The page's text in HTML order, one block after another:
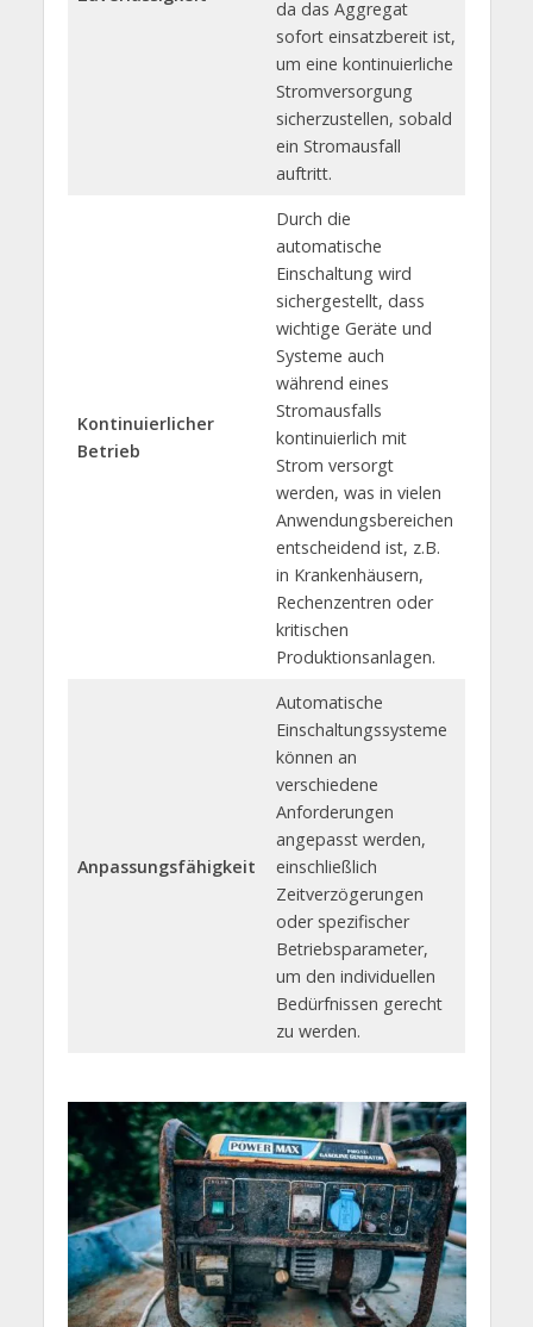
da das Aggregat
sofort einsatzbereit ist,
um eine kontinuierliche
Stromversorgung
sicherzustellen, sobald
ein Stromausfall
auftritt.
Kontinuierlicher
Betrieb
Durch die
automatische
Einschaltung wird
sichergestellt, dass
wichtige Geräte und
Systeme auch
während eines
Stromausfalls
kontinuierlich mit
Strom versorgt
werden, was in vielen
Anwendungsbereichen
entscheidend ist, z.B.
in Krankenhäusern,
Rechenzentren oder
kritischen
Produktionsanlagen.
Anpassungsfähigkeit
Automatische
Einschaltungssysteme
können an
verschiedene
Anforderungen
angepasst werden,
einschließlich
Zeitverzögerungen
oder spezifischer
Betriebsparameter,
um den individuellen
Bedürfnissen gerecht
zu werden.